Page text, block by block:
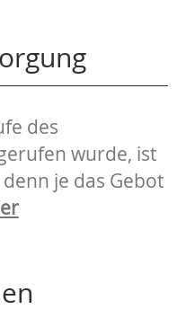
des
wurde, ist
je das Gebot